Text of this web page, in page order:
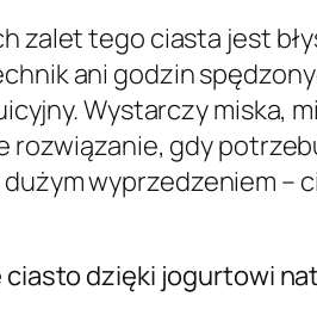
zalet tego ciasta jest
ani godzin
Wystarczy miska,
rozwiązanie, gdy
wyprzedzeniem
dzięki jogurtowi